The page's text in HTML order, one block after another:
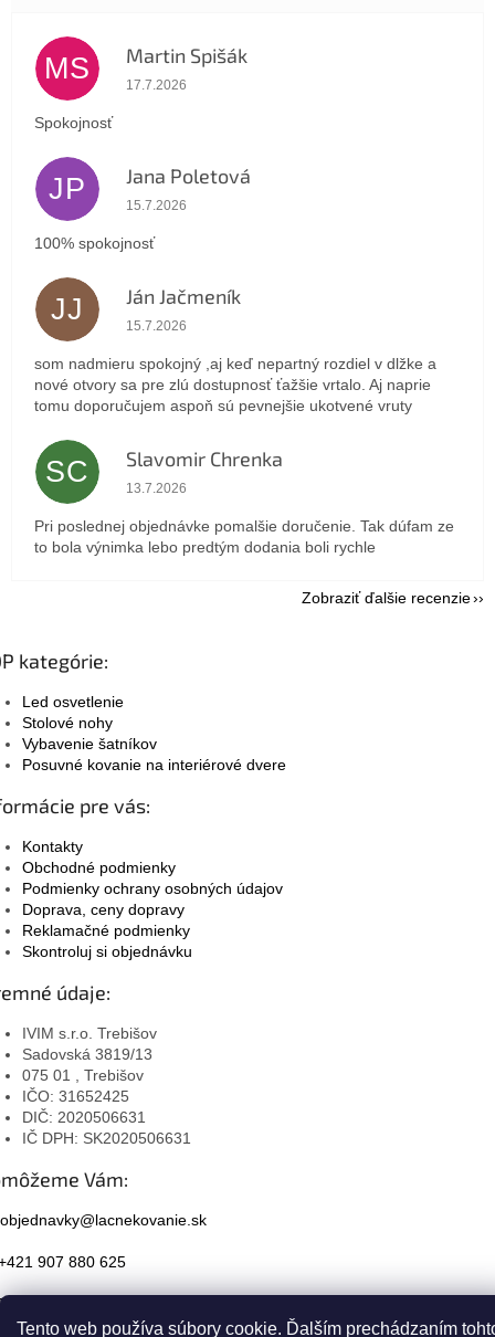
Tento web používa súbory cookie. Ďalším prechádzaním
MS Martin Spišák
Hodnotenie obchodu je 5 z 5 hviezdičiek.
17.7.2026
Spokojnosť
JP Jana Poletová
Hodnotenie obchodu je 5 z 5 hviezdičiek.
15.7.2026
100% spokojnosť
JJ Ján Jačmeník
Hodnotenie obchodu je 5 z 5 hviezdičiek.
15.7.2026
som nadmieru spokojný ,aj keď nepartný rozdiel v dlžke a
nové otvory sa pre zlú dostupnosť ťažšie vrtalo. Aj naprie
tomu doporučujem aspoň sú pevnejšie ukotvené vruty
SC Slavomir Chrenka
Hodnotenie obchodu je 5 z 5 hviezdičiek.
13.7.2026
Pri poslednej objednávke pomalšie doručenie. Tak dúfam ze
to bola výnimka lebo predtým dodania boli rychle
Zobraziť ďalšie recenzie
kategórie:
Led osvetlenie
Stolové nohy
Vybavenie šatníkov
Posuvné kovanie na interiérové dvere
pre vás:
Kontakty
Obchodné podmienky
Podmienky ochrany osobných údajov
Doprava, ceny dopravy
Reklamačné podmienky
Skontroluj si objednávku
údaje:
IVIM s.r.o. Trebišov
Sadovská 3819/13
075 01 , Trebišov
IČO: 31652425
DIČ: 2020506631
IČ DPH: SK2020506631
Vám:
objednavky@lacnekovanie.sk
907 880 625